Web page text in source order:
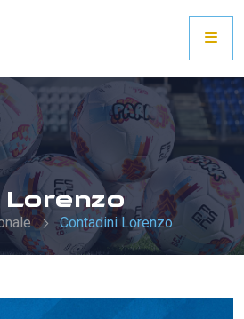
Contadini Lorenzo